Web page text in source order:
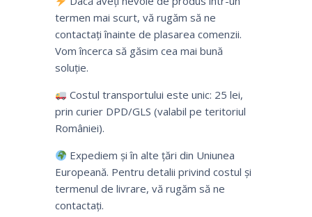
termen mai scurt, vă rugăm să ne
contactați înainte de plasarea comenzii.
Vom încerca să găsim cea mai bună
soluție.
Costul transportului este unic: 25 lei,
prin curier DPD/GLS (valabil pe teritoriul
României).
Expediem și în alte țări din Uniunea
Europeană. Pentru detalii privind costul și
termenul de livrare, vă rugăm să ne
contactați.